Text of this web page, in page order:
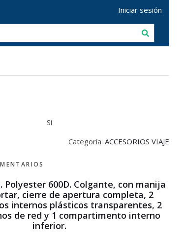
Iniciar sesión
Si
Categoría: ACCESORIOS VIAJE
Polyester 600D. Colgante, con manija
cierre de apertura completa, 2
internos plásticos transparentes, 2
de red y 1 compartimento interno
inferior.